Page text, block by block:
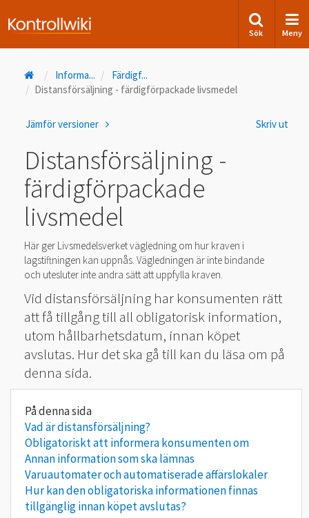
Sök Meny
Informa... Färdigf...
Distansförsäljning - färdigförpackade livsmedel
Skriv ut
Jämför versioner
Distansförsäljning -
färdigförpackade
livsmedel
Här ger Livsmedelsverket vägledning om hur kraven i
lagstiftningen kan uppnås. Vägledningen är inte bindande
och utesluter inte andra sätt att uppfylla kraven.
Vid distansförsäljning har konsumenten rätt
att få tillgång till all obligatorisk information,
utom hållbarhetsdatum, innan köpet
avslutas. Hur det ska gå till kan du läsa om på
denna sida.
Vad är distansförsäljning?
Obligatoriskt att informera konsumenten om
Annan information som ska lämnas
Varuautomater och automatiserade affärslokaler
Hur kan den obligatoriska informationen finnas
tillgänglig innan köpet avslutas?